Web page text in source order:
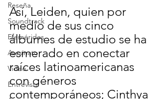
Reseña
Soundtrack
Efemérides
Asesinato
Video
Entrevista
Así, Leiden, quien por
medio de sus cinco
álbumes de estudio se ha
esmerado en conectar
raíces latinoamericanas
con géneros
contemporáneos; Cinthya